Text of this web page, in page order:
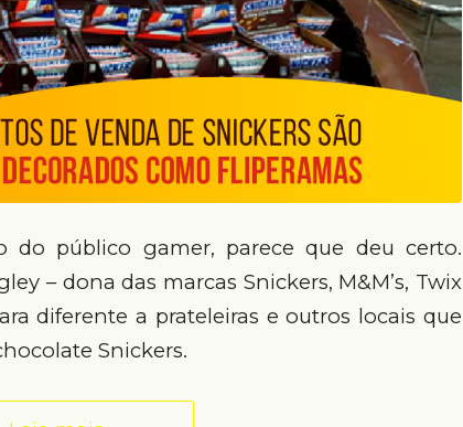
do público gamer, parece que deu certo.
– dona das marcas Snickers, M&M’s, Twix
diferente a prateleiras e outros locais que
Snickers.